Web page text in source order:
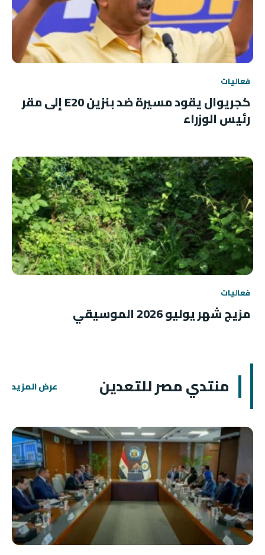
فعاليات
كجريوال يقود مسيرة ضد بنزين E20 إلى مقر
رئيس الوزراء
فعاليات
مزيج شهر يوليو 2026 الموسيقي
منتدي مصر للتعدين عرض المزيد